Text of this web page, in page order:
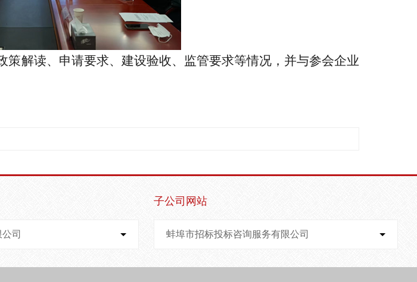
策解读、申请要求、建设验收、监管要求等情况，并与参会企业
司
子公司网站
蚌埠市招标投标咨询服务有限公司